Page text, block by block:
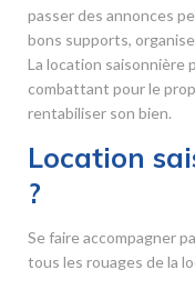
passer des annonces
bons supports,
La location saisonnière
combattant pour le
rentabiliser son bien.
Location
?
Se faire accompagner
tous les rouages de la